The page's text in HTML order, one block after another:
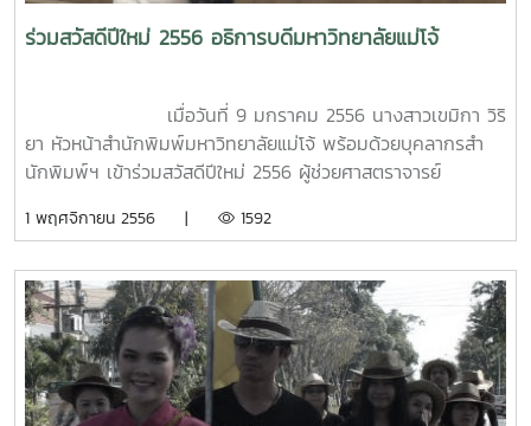
ร่วมสวัสดีปีใหม่ 2556 อธิการบดีมหาวิทยาลัยแม่โจ้
เมื่อวันที่ 9 มกราคม 2556 นางสาวเขมิกา วิริ
ยา หัวหน้าสำนักพิมพ์มหาวิทยาลัยแม่โจ้ พร้อมด้วยบุคลากรสำ
นักพิมพ์ฯ เข้าร่วมสวัสดีปีใหม่ 2556 ผู้ช่วยศาสตราจารย์
อธิการบดีได้ให้โอวาทและคำอวยพรแด่บุคลากร โดยมีหน่วยงานใน
มหาวิทยาลัย ชั้น 5 สำนักงานอธิการบดี
1 พฤศจิกายน 2556 | 1592